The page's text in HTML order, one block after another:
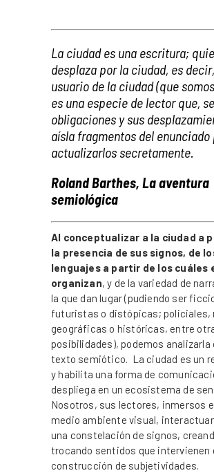
La ciudad es una escritura;
desplaza por la ciudad, es
usuario de la ciudad (que
es una especie de lector que,
obligaciones y sus
aísla fragmentos del enunciado
actualizarlos secretamente.
Roland Barthes, La aventura
semiológica
Al conceptualizar a la ciudad a
la presencia de sus signos, de
lenguajes a partir de los cuáles
organizan, y de la variedad de
la que dan lugar (pudiendo ser
futuristas o distópicas; policiales,
geográficas o históricas, entre
posibilidades), podemos analizarla
texto semiótico. La ciudad es un
y habilita una forma de
despliega en un ecosistema de
Nosotros, sus lectores, inmersos
medio ambiente visual,
una constelación de signos,
trocando sentidos que intervienen
construcción de subjetividades.